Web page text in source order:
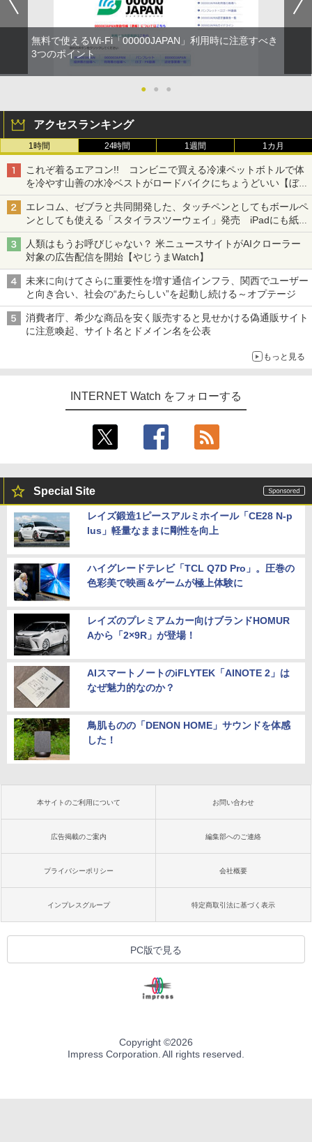
無料で使えるWi-Fi「00000JAPAN」利用時に注意すべき
3つのポイント
● ● ●
アクセスランキング
1時間 24時間 1週間 1カ月
これぞ着るエアコン!! コンビニで買える冷凍ペットボトルで体
を冷やす山善の水冷ベストがロードバイクにちょうどいい【ぼっ
ち・ざ・ろーど！その14】【空いた時間でなにしてる？】
エレコム、ゼブラと共同開発した、タッチペンとしてもボールペ
ンとしても使える「スタイラスツーウェイ」発売 iPadにも紙に
も、持ち替えずに書き込める
人類はもうお呼びじゃない？ 米ニュースサイトがAIクローラー
対象の広告配信を開始【やじうまWatch】
未来に向けてさらに重要性を増す通信インフラ、関西でユーザー
と向き合い、社会の“あたらしい”を起動し続ける～オプテージ
消費者庁、希少な商品を安く販売すると見せかける偽通販サイト
に注意喚起、サイト名とドメイン名を公表
もっと見る
INTERNET Watch をフォローする
Special Site
レイズ鍛造1ピースアルミホイール「CE28 N-p
lus」軽量なままに剛性を向上
ハイグレードテレビ「TCL Q7D Pro」。圧巻の
色彩美で映画＆ゲームが極上体験に
レイズのプレミアムカー向けブランドHOMUR
Aから「2×9R」が登場！
AIスマートノートのiFLYTEK「AINOTE 2」は
なぜ魅力的なのか？
鳥肌ものの「DENON HOME」サウンドを体感
した！
本サイトのご利用について お問い合わせ
広告掲載のご案内 編集部へのご連絡
プライバシーポリシー 会社概要
インプレスグループ 特定商取引法に基づく表示
PC版で見る
Copyright ©2026
Impress Corporation. All rights reserved.